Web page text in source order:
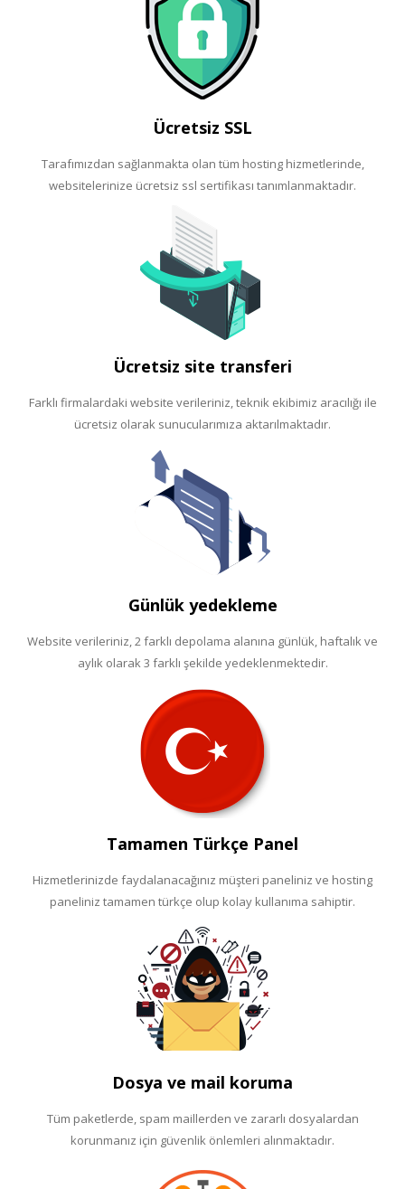
Ücretsiz SSL
Tarafımızdan sağlanmakta olan tüm hosting hizmetlerinde,
websitelerinize ücretsiz ssl sertifikası tanımlanmaktadır.
Ücretsiz site transferi
Farklı firmalardaki website verileriniz, teknik ekibimiz aracılığı ile
ücretsiz olarak sunucularımıza aktarılmaktadır.
Günlük yedekleme
Website verileriniz, 2 farklı depolama alanına günlük, haftalık ve
aylık olarak 3 farklı şekilde yedeklenmektedir.
Tamamen Türkçe Panel
Hizmetlerinizde faydalanacağınız müşteri paneliniz ve hosting
paneliniz tamamen türkçe olup kolay kullanıma sahiptir.
Dosya ve mail koruma
Tüm paketlerde, spam maillerden ve zararlı dosyalardan
korunmanız için güvenlik önlemleri alınmaktadır.